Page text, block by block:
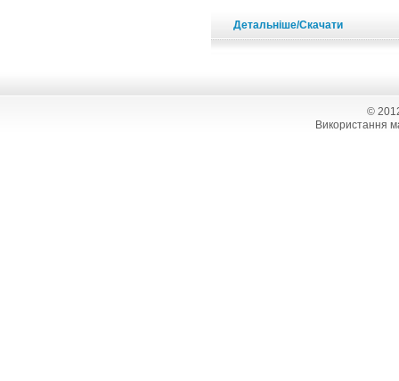
Детальніше/Скачати
©
Використання